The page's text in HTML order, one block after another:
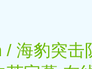
/ 海豹突